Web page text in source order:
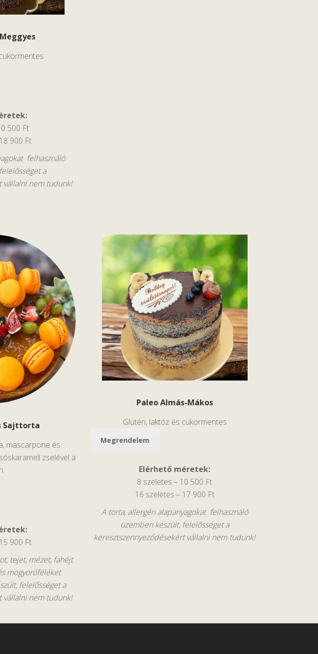
500 Ft
900 Ft
felhasználó
a
vállalni nem tudunk!
Sajttorta
mascarpone és
zselével a
900 Ft
tejet, mézet, fahéjt
mogyoróféléket
felelősséget a
vállalni nem tudunk!
Paleo Almás-Mákos
Glutén, laktóz és cukormentes
Megrendelem
Elérhető méretek:
8 szeletes – 10 500 Ft
16 szeletes – 17 900 Ft
A torta, allergén alapanyagokat felhasználó
üzemben készült, felelősséget a
keresztszennyeződésekért vállalni nem tudunk!